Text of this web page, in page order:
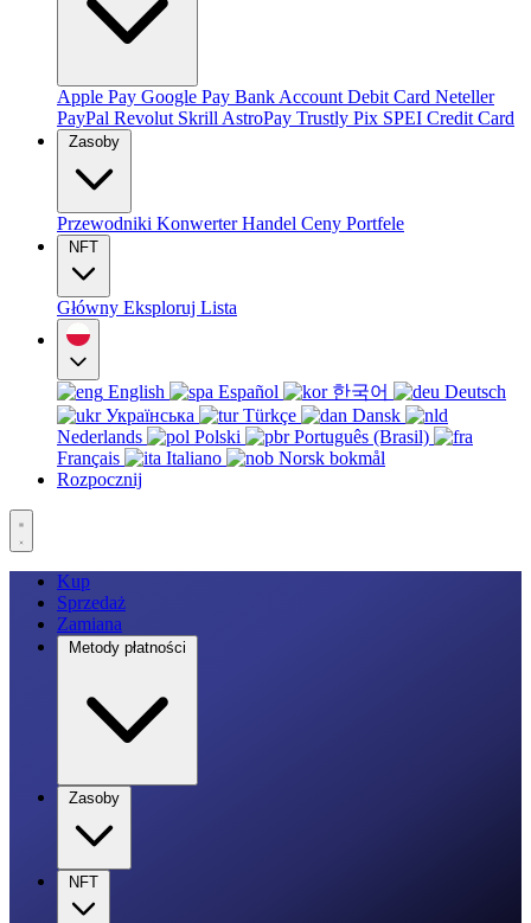
Apple Pay Google Pay Bank Account Debit Card Neteller
PayPal Revolut Skrill AstroPay Trustly Pix SPEI Credit Card
Zasoby
Przewodniki KonwerterHandel Ceny Portfele
NFT
Główny Eksploruj Lista
English Español 한국어
Deutsch
Українська
Türkçe
Dansk
Nederlands
Polski
Português (Brasil)
Français
Italiano
Norsk bokmål
Rozpocznij
Kup
Sprzedaż
Zamiana
Metody płatności
Zasoby
NFT